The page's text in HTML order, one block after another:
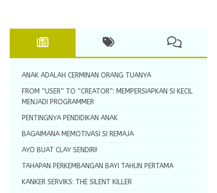
ANAK ADALAH CERMINAN ORANG TUANYA
FROM “USER” TO “CREATOR”: MEMPERSIAPKAN SI KECIL
MENJADI PROGRAMMER
PENTINGNYA PENDIDIKAN ANAK
BAGAIMANA MEMOTIVASI SI REMAJA
AYO BUAT CLAY SENDIRI!
TAHAPAN PERKEMBANGAN BAYI TAHUN PERTAMA
KANKER SERVIKS: THE SILENT KILLER